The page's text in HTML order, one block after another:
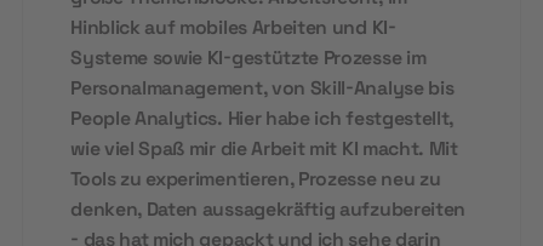
Hinblick auf mobiles Arbeiten und KI-
Systeme sowie KI-gestützte Prozesse im
Personalmanagement, von Skill-Analyse bis
People Analytics. Hier habe ich festgestellt,
wie viel Spaß mir die Arbeit mit KI macht. Mit
Tools zu experimentieren, Prozesse neu zu
denken, Daten aussagekräftig aufzubereiten
- das hat mich gepackt und ich sehe darin